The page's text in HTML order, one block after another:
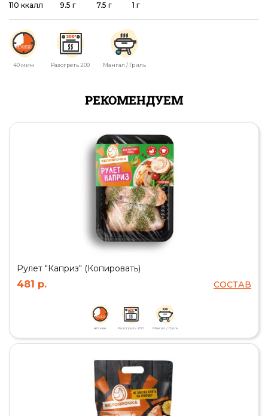
110 ккалл 9.5 г 7.5 г 1 г
40 мин Разогреть 200 Мангал / Гриль
РЕКОМЕНДУЕМ
Рулет "Каприз" (Копировать)
481 р. СОСТАВ
40 мин Разогреть 200 Мангал / Гриль